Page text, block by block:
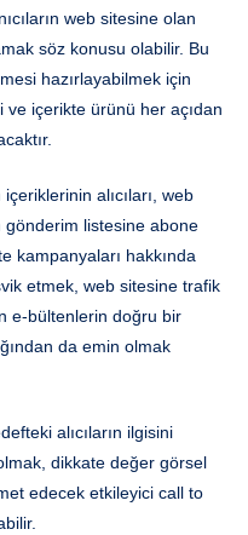
web sitesine olan
söz konusu olabilir. Bu
hazırlayabilmek için
ve içerikte ürünü her açıdan
alıcıları, web
gönderim listesine abone
kampanyaları hakkında
etmek, web sitesine trafik
e-bültenlerin doğru bir
da emin olmak
alıcıların ilgisini
dikkate değer görsel
edecek etkileyici call to